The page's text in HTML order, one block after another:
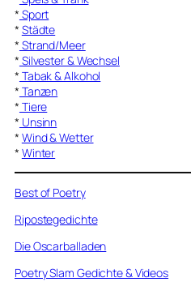
* Sport
* Städte
* Strand/Meer
* Silvester & Wechsel
* Tabak & Alkohol
* Tanzen
* Tiere
* Unsinn
* Wind & Wetter
* Winter
Best of Poetry
Ripostegedichte
Die Oscarballaden
Poetry Slam Gedichte & Videos